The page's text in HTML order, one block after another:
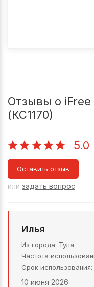
Отзывы о iFree
(КС1170)
5.0
Оставить отзыв
или задать вопрос
Илья
Из города Тула
Частота
Срок использования
10 июня 2026